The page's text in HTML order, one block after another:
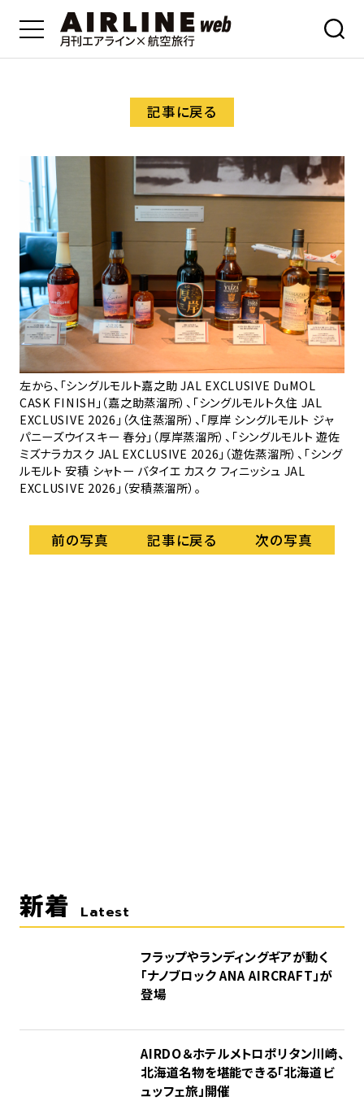
記事に戻る
左から、「シングルモルト嘉之助 JAL EXCLUSIVE DuMOL
CASK FINISH」（嘉之助蒸溜所）、「シングルモルト久住 JAL
EXCLUSIVE 2026」（久住蒸溜所）、「厚岸 シングルモルト ジャ
パニーズウイスキー 春分」（厚岸蒸溜所）、「シングルモルト 遊佐
ミズナラカスク JAL EXCLUSIVE 2026」（遊佐蒸溜所）、「シング
ルモルト 安積 シャトー バタイエ カスク フィニッシュ JAL
EXCLUSIVE 2026」（安積蒸溜所）。
前の写真 記事に戻る 次の写真
新着 Latest
フラップやランディングギアが動く
「ナノブロック ANA AIRCRAFT」が
登場
AIRDO＆ホテルメトロポリタン川崎、
北海道名物を堪能できる「北海道ビ
ュッフェ旅」開催